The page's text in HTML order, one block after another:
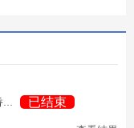
已结束
关于征求《2026—2030年融安县乡村振兴 融安香杉苗木项目实施方案 （征求意见稿）》意见的公告